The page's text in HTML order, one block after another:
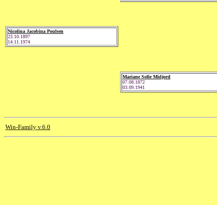
Nicolina Jacobina Poulsen
23.10.1897
14.11.1974
Mariane Sofie Midjord
07.08.1872
03.09.1941
Win-Family v.6.0